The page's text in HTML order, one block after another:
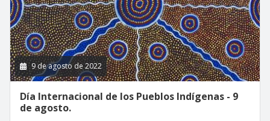
9 de agosto de 2022
Día Internacional de los Pueblos Indígenas - 9
de agosto.